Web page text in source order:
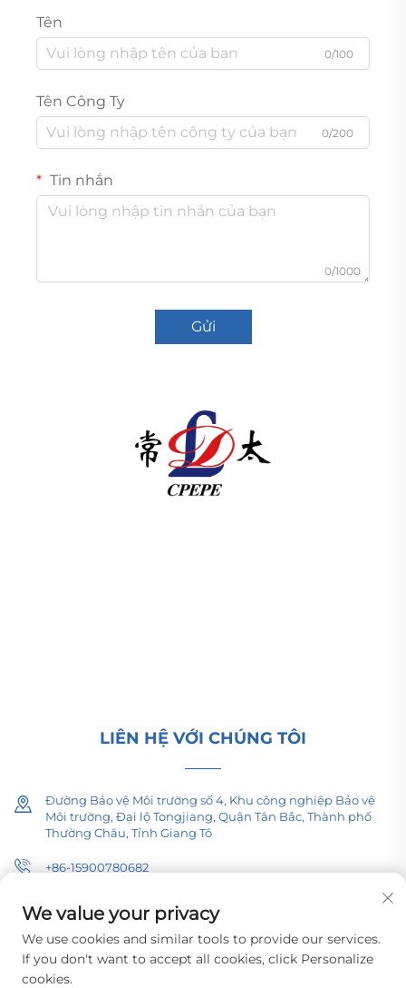
Tên
0/100
Tên Công Ty
0/200
Tin nhắn
0/1000
Gửi
LIÊN HỆ VỚI CHÚNG TÔI
Đường Bảo vệ Môi trường số 4, Khu công nghiệp Bảo vệ
Môi trường, Đại lộ Tongjiang, Quận Tân Bắc, Thành phố
Thường Châu, Tỉnh Giang Tô
+86-15900780682
[email protected]
We value your privacy
We use cookies and similar tools to provide our services.
If you don't want to accept all cookies, click Personalize
cookies.